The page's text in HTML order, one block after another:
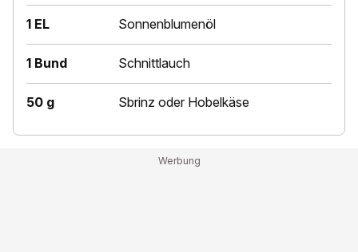
1 EL Sonnenblumenöl
1 Bund Schnittlauch
50 g Sbrinz oder Hobelkäse